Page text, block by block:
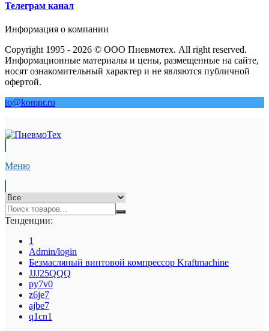
Телеграм канал
Информация о компании
Copyright 1995 - 2026 © ООО Пневмотех. All right reserved.
Информационные материалы и цены, размещенные на сайте,
носят ознакомительный характер и не являются публичной
офертой.
to@kompr.ru
Меню
Тенденции:
1
Admin/login
Безмасляный винтовой компрессор Kraftmaсhine
JJJ25QQQ
py7v0
z6je7
ajbe7
q1cn1